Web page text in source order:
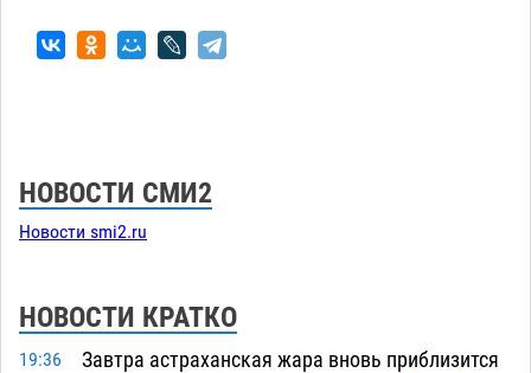
НОВОСТИ СМИ2
Новости smi2.ru
НОВОСТИ КРАТКО
19:36
Завтра астраханская жара вновь приблизится